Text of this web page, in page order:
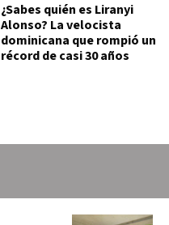
¿Sabes quién es Liranyi
Alonso? La velocista
dominicana que rompió un
récord de casi 30 años